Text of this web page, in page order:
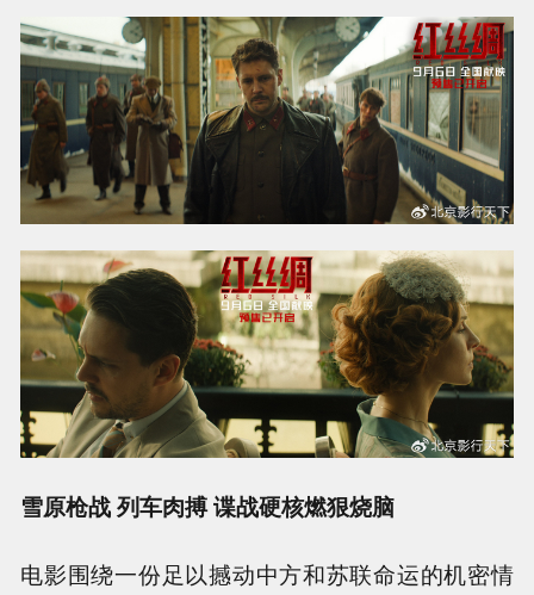
雪原枪战 列车肉搏 谍战硬核燃狠烧脑
电影围绕一份足以撼动中方和苏联命运的机密情